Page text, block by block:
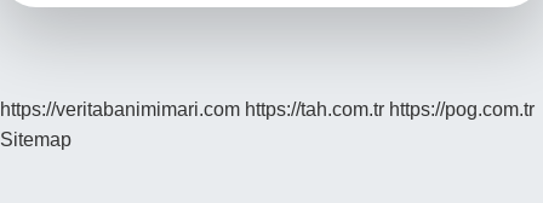
https://veritabanimimari.com https://tah.com.tr https://pog.com.tr
Sitemap